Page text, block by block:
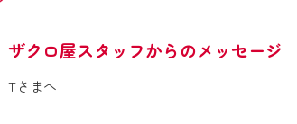
ザクロ屋スタッフからのメッセージ
Tさまへ